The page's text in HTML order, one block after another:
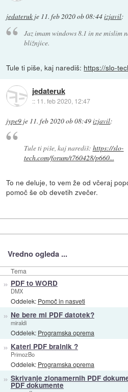
jedateruk je 11. feb 2020 ob 08:44izjavil:
Jaz imam windows 8.1 in ne mislim
bližnjice.
Tule ti piše, kaj narediš: https://slo-
jedateruk
:: 11. feb 2020, 12:47
jype9 je 11. feb 2020 ob 08:49izjavil:
Tule ti piše, kaj narediš: https://slo-
tech.com/forum/t760428/p660...
To ne deluje, to vem že od včeraj
pomoč še ob devetih zvečer.
Vredno ogleda ...
Tema
» PDF to WORD
DMX
Oddelek: Pomoč in nasveti
» Ne bere mi PDF datotek?
miraldi
Oddelek: Programska oprema
» Kateri PDF bralnik ?
PrimozBo
Oddelek: Programska oprema
» Skrivanje zlonamernih PDF
PDF dokumente